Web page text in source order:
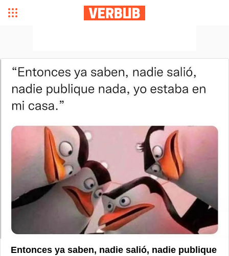
Entonces ya saben, nadie salió, nadie publique